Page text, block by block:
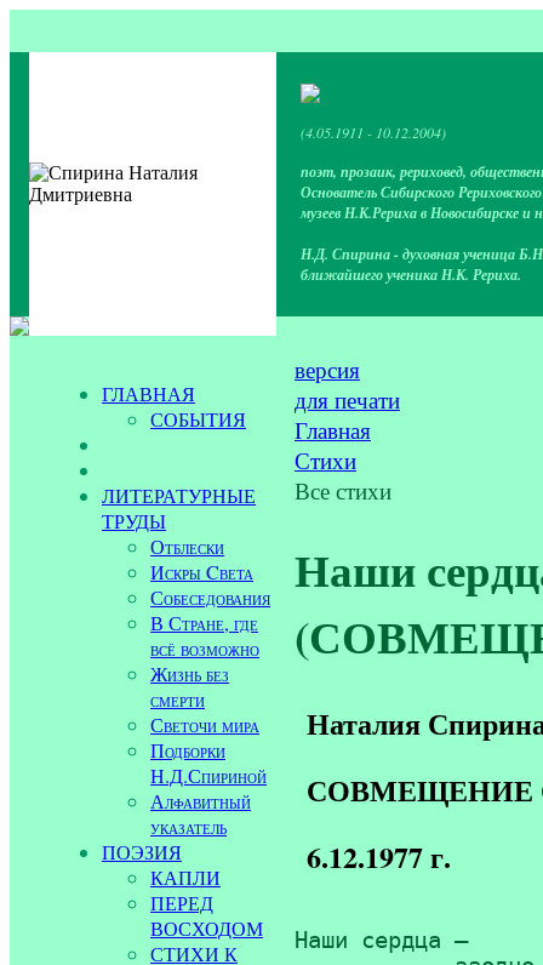
(4.05.1911 - 10.12.2004)
поэт, прозаик, рериховед,
Основатель Сибирского
музеев Н.К.Рериха в Новосибирске и
Н.Д. Спирина - духовная ученица
ближайшего ученика Н.К. Рериха.
ГЛАВНАЯ
СОБЫТИЯ
ЛИТЕРАТУРНЫЕ
ТРУДЫ
Отблески
Искры Cвета
Собеседования
В Стране, где
всё возможно
Жизнь без
смерти
Светочи мира
Подборки
Н.Д.Спириной
Алфавитный
указатель
ПОЭЗИЯ
КАПЛИ
ПЕРЕД
ВОСХОДОМ
СТИХИ К
версия
для печати
Главная
Стихи
Все стихи
Наши
Наталия
СОВМЕЩЕНИЕ
6.12.1977 г.
Наши сердца —